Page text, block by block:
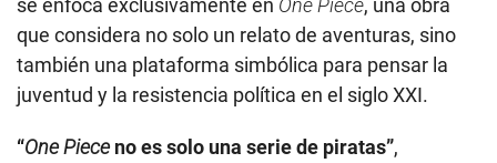
se enfoca exclusivamente en One Piece, una obra
que considera no solo un relato de aventuras, sino
también una plataforma simbólica para pensar la
juventud y la resistencia política en el siglo XXI.
“One Pieceno es solo una serie de piratas”,